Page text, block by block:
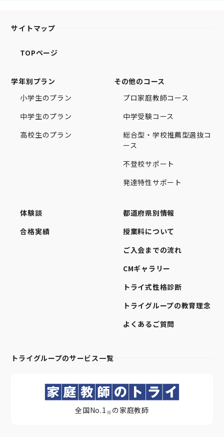
サイトマップ
TOPページ
学年別プラン
小学生のプラン
中学生のプラン
高校生のプラン
その他のコース
プロ家庭教師コース
中学受験コース
総合型・学校推薦型選抜コ
ース
不登校サポート
発達特性サポート
体験談
合格実績
都道府県別情報
授業料について
ご入会までの流れ
CMギャラリー
トライ式性格診断
トライグループの教育理念
よくあるご質問
トライグループのサービス一覧
全国No.1 ※ の家庭教師